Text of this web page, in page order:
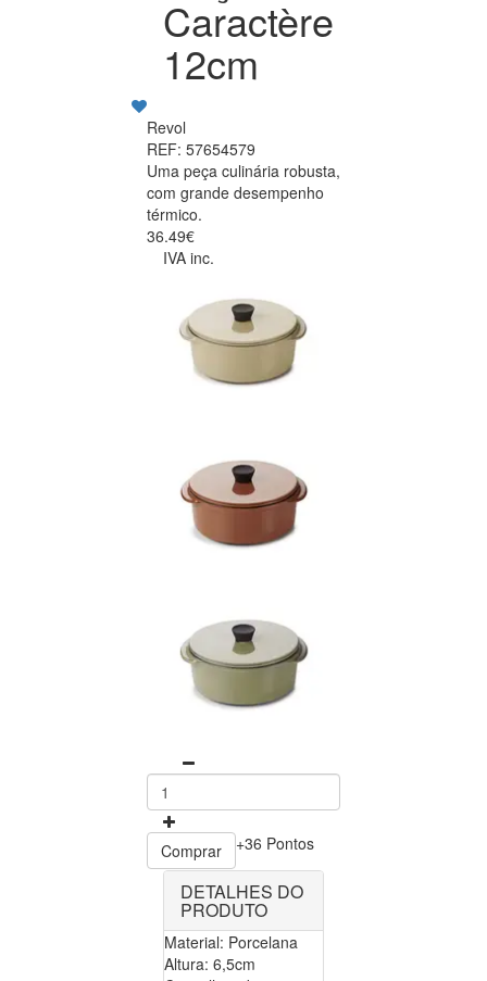
Caractère
12cm
Revol
REF: 57654579
Uma peça culinária robusta,
com grande desempenho
térmico.
36.49€
IVA inc.
Comprar +36 Pontos
DETALHES DO
PRODUTO
Material: Porcelana
Altura: 6,5cm